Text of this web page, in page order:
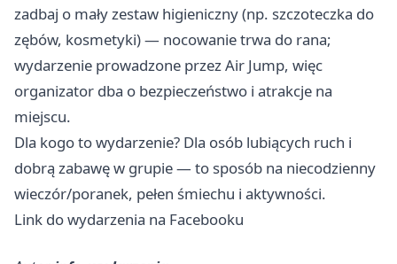
zadbaj o mały zestaw higieniczny (np. szczoteczka do
zębów, kosmetyki) — nocowanie trwa do rana;
wydarzenie prowadzone przez Air Jump, więc
organizator dba o bezpieczeństwo i atrakcje na
miejscu.
Dla kogo to wydarzenie? Dla osób lubiących ruch i
dobrą zabawę w grupie — to sposób na niecodzienny
wieczór/poranek, pełen śmiechu i aktywności.
Link do wydarzenia na Facebooku